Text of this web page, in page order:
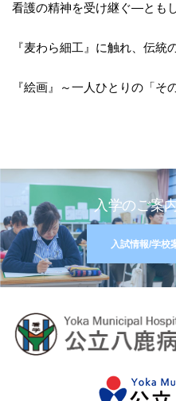
看護の精神を受け継ぐ―とも
『麦わら細工』に触れ、伝
『絵画』～一人ひとりの「そ
入学のご案
入試情報/学校